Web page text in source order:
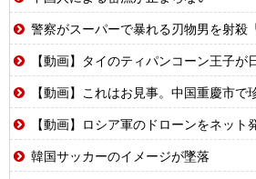
警察がスーパーで暴れる刃物男を射殺
【動画】タイのティパンコーン王子が
【動画】これはお見事。中国重慶市で珍
【動画】ロシア軍のドローンをネット発射装
韓国サッカーのイメージが墜落